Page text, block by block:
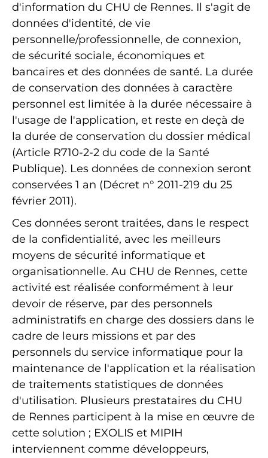
d'information du CHU de Rennes. Il s'agit de
données d'identité, de vie
personnelle/professionnelle, de connexion,
de sécurité sociale, économiques et
bancaires et des données de santé. La durée
de conservation des données à caractère
personnel est limitée à la durée nécessaire à
l'usage de l'application, et reste en deçà de
la durée de conservation du dossier médical
(Article R710-2-2 du code de la Santé
Publique). Les données de connexion seront
conservées 1 an (Décret n° 2011-219 du 25
février 2011).
Ces données seront traitées, dans le respect
de la confidentialité, avec les meilleurs
moyens de sécurité informatique et
organisationnelle. Au CHU de Rennes, cette
activité est réalisée conformément à leur
devoir de réserve, par des personnels
administratifs en charge des dossiers dans le
cadre de leurs missions et par des
personnels du service informatique pour la
maintenance de l'application et la réalisation
de traitements statistiques de données
d'utilisation. Plusieurs prestataires du CHU
de Rennes participent à la mise en œuvre de
cette solution ; EXOLIS et MIPIH
interviennent comme développeurs,